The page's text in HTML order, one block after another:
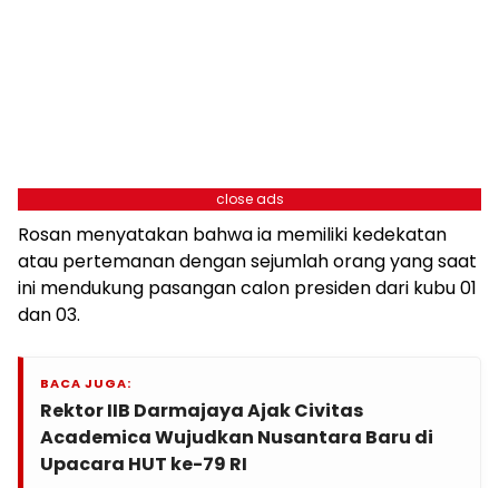
close ads
Rosan menyatakan bahwa ia memiliki kedekatan
atau pertemanan dengan sejumlah orang yang saat
ini mendukung pasangan calon presiden dari kubu 01
dan 03.
BACA JUGA:
Rektor IIB Darmajaya Ajak Civitas
Academica Wujudkan Nusantara Baru di
Upacara HUT ke-79 RI